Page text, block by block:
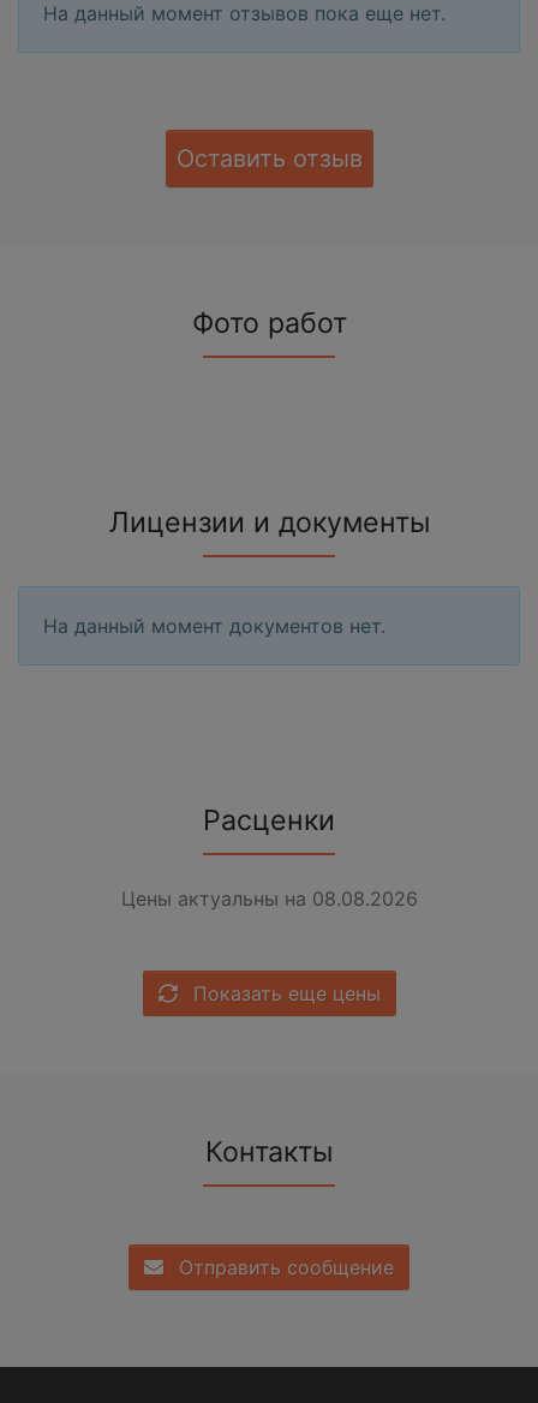
На данный момент отзывов пока еще нет.
Оставить отзыв
Фото работ
Лицензии и документы
На данный момент документов нет.
Расценки
Цены актуальны на 08.08.2026
Показать еще цены
Контакты
Отправить сообщение